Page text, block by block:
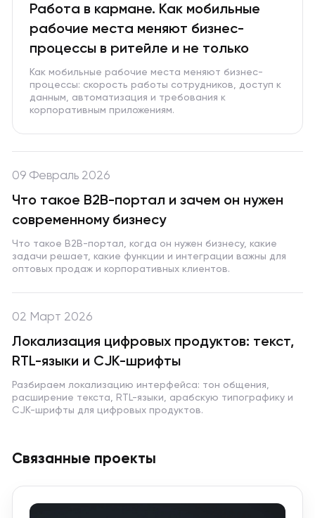
Работа в кармане. Как мобильные
рабочие места меняют бизнес-
процессы в ритейле и не только
Как мобильные рабочие места меняют бизнес-
процессы: скорость работы сотрудников, доступ к
данным, автоматизация и требования к
корпоративным приложениям.
09 Февраль 2026
Что такое B2B-портал и зачем он нужен
современному бизнесу
Что такое B2B-портал, когда он нужен бизнесу, какие
задачи решает, какие функции и интеграции важны для
оптовых продаж и корпоративных клиентов.
02 Март 2026
Локализация цифровых продуктов: текст,
RTL-языки и CJK-шрифты
Разбираем локализацию интерфейса: тон общения,
расширение текста, RTL-языки, арабскую типографику и
CJK-шрифты для цифровых продуктов.
Связанные проекты